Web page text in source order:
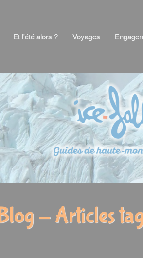
Et l'été alors ? Voyages
- Articles